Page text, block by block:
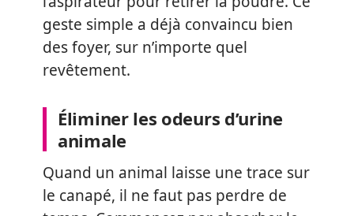
geste simple a déjà convaincu bien
des foyer, sur n’importe quel
revêtement.
Éliminer les odeurs d’urine
animale
Quand un animal laisse une trace sur
le canapé, il ne faut pas perdre de